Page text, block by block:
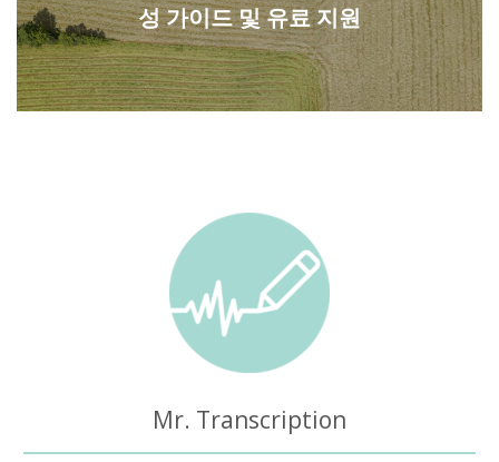
성 가이드 및 유료 지원
Mr. Transcription